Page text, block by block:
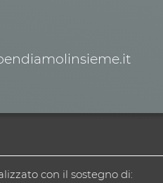
con il sostegno di: